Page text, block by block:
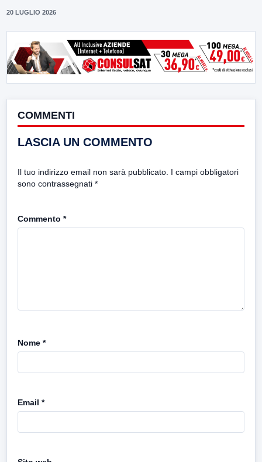
20 LUGLIO 2026
COMMENTI
LASCIA UN COMMENTO
Il tuo indirizzo email non sarà pubblicato. I campi obbligatori
sono contrassegnati *
Commento *
Nome *
Email *